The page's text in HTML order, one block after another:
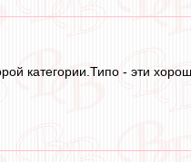
категории.Типо - эти